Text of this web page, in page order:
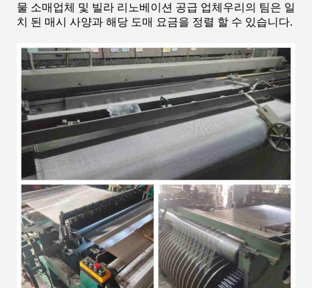
물 소매업체 및 빌라 리노베이션 공급 업체우리의 팀은 일
치 된 매시 사양과 해당 도매 요금을 정렬 할 수 있습니다.